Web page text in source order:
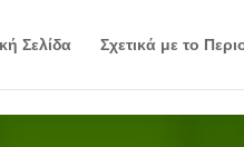
Σελίδα Σχετικά με το